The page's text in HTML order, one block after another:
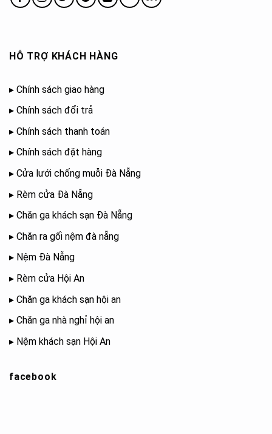
HỖ TRỢ KHÁCH HÀNG
▸ Chính sách giao hàng
▸ Chính sách đổi trả
▸ Chính sách thanh toán
▸ Chính sách đặt hàng
▸ Cửa lưới chống muỗi Đà Nẵng
▸ Rèm cửa Đà Nẵng
▸ Chăn ga khách sạn Đà Nẵng
▸ Chăn ra gối nệm đà nẵng
▸ Nệm Đà Nẵng
▸ Rèm cửa Hội An
▸ Chăn ga khách sạn hội an
▸ Chăn ga nhà nghỉ hội an
▸ Nệm khách sạn Hội An
facebook